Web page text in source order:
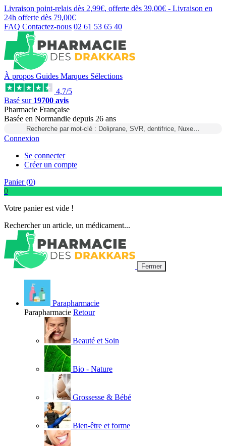
Livraison point-relais dès 2,99€, offerte dès 39,00€ - Livraison en
24h offerte dès 79,00€
FAQ Contactez-nous 02 61 53 65 40
À propos Guides Marques Sélections
4,7/5
Basé sur 19700 avis
Pharmacie Française
Basée en Normandie depuis 26 ans
Recherche par mot-clé : Doliprane, SVR, dentifrice, Nuxe…
Connexion
Se connecter
Créer un compte
Panier (0)
0
Votre panier est vide !
Rechercher un article, un médicament...
Fermer
Parapharmacie
Parapharmacie Retour
Beauté et Soin
Bio - Nature
Grossesse & Bébé
Bien-être et forme